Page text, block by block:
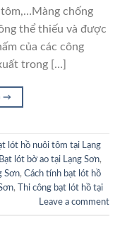
chống
thể thiếu và được
của các công
trong […]
→
lót hồ nuôi tôm tại Lạng
Bạt lót bờ ao tại Lạng Sơn,
Sơn, Cách tính bạt lót hồ
,
Thi công bạt lót hồ tại
Leave a comment